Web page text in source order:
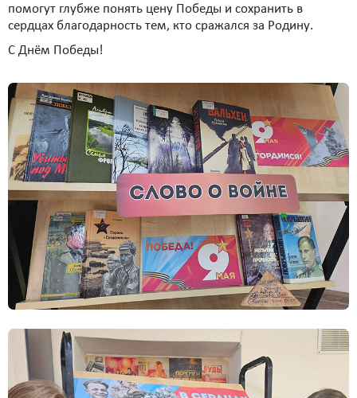
помогут глубже понять цену Победы и сохранить в
сердцах благодарность тем, кто сражался за Родину.
С Днём Победы!